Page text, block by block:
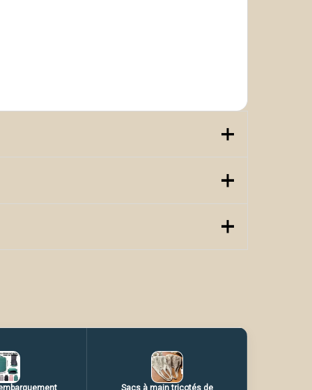
en cas de déversement de produits
trousse de maquillage
en coton
Sacs à main tricotés de